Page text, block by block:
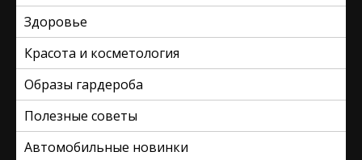
Здоровье
Красота и косметология
Образы гардероба
Полезные советы
Автомобильные новинки